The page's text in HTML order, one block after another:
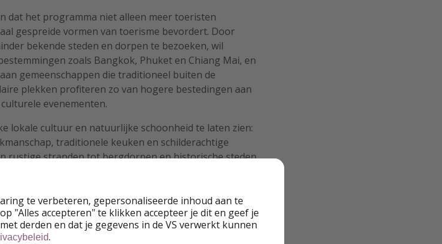
dat het programma niet alleen meer toeristen
gespreide vormen van toerisme bevordert. Door
bekende steden en dorpen te bezoeken, wil
zoals Bangkok, Phuket en Chiang Mai, en
gemeenschappen die traditioneel buiten de
plekken profiteren zo van hogere bestedingen aan
evenementen.
lokale cultuur en natuurlijke schoonheid te laten zien:
traditionele keuken en schilderachtige
rustige stranden tot bergdorpen en historische steden
mogelijk dat buitenlandse toeristen ook de vaak
aan bij de groeiende trend van experiential travel,
boven traditioneel sightseeing.
te verbeteren, gepersonaliseerde inhoud aan te
"Alles accepteren" te klikken accepteer je dit en geef je
derden en dat je gegevens in de VS verwerkt kunnen
.